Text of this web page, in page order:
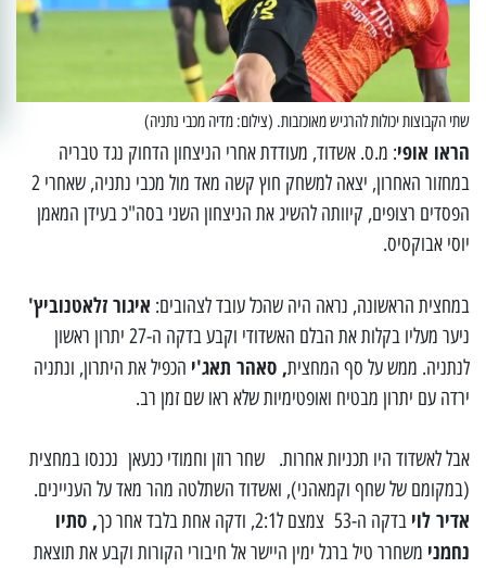
שתי הקבוצות יכולות להרגיש מאוכזבות. (צילום: מדיה מכבי נתניה)
הראו אופי: מ.ס. אשדוד, מעודדת אחרי הניצחון הדחוק נגד טבריה
במחזור האחרון, יצאה למשחק חוץ קשה מאד מול מכבי נתניה, שאחרי 2
הפסדים רצופים, קיוותה להשיג את הניצחון השני בסה"כ בעידן המאמן
יוסי אבוקסיס.
במחצית הראשונה, נראה היה שהכל עובד לצהובים: איגור זלאטנוביץ'
ניער מעליו בקלות את הבלם האשדודי וקבע בדקה ה-27 יתרון ראשון
לנתניה. ממש על סף המחצית, סאהר תאג'י הכפיל את היתרון, ונתניה
ירדה עם יתרון מבטיח ואופטימיות שלא ראו שם זמן רב.
אבל לאשדוד היו תכניות אחרות. שחר רוזן וחמודי כנעאן נכנסו במחצית
(במקומם של שחף וקמאהני), ואשדוד השתלטה מהר מאד על העניינים.
אדיר לוי בדקה ה-53 צמצם ל2:1, ודקה אחת בלבד אחר כך
, סתיו
נחמני משחרר טיל ברגל ימין היישר אל חיבורי הקורות וקבע את תוצאת